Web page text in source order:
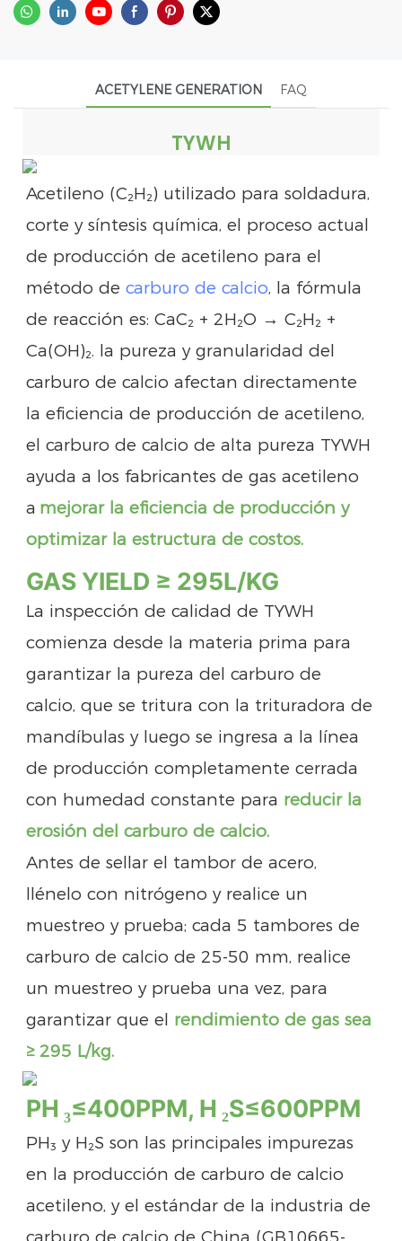
ACETYLENE GENERATION FAQ
TYWH
Acetileno (C₂H₂) utilizado para soldadura,
corte y síntesis química, el proceso actual
de producción de acetileno para el
método decarburo de calcio, la fórmula
de reacción es: CaC₂ + 2H₂O → C₂H₂ +
Ca(OH)₂. la pureza y granularidad del
carburo de calcio afectan directamente
la eficiencia de producción de acetileno,
el carburo de calcio de alta pureza TYWH
ayuda a los fabricantes de gas acetileno
a mejorar la eficiencia de producción y
optimizar la estructura de costos.
GAS YIELD ≥ 295L/KG
La inspección de calidad de TYWH
comienza desde la materia prima para
garantizar la pureza del carburo de
calcio, que se tritura con la trituradora de
mandíbulas y luego se ingresa a la línea
de producción completamente cerrada
con humedad constante para reducir la
erosión del carburo de calcio.
Antes de sellar el tambor de acero,
llénelo con nitrógeno y realice un
muestreo y prueba; cada 5 tambores de
carburo de calcio de 25-50 mm, realice
un muestreo y prueba una vez, para
garantizar que el rendimiento de gas sea
≥ 295 L/kg.
PH ₃≤400PPM, H ₂S≤600PPM
PH₃ y H₂S son las principales impurezas
en la producción de carburo de calcio
acetileno, y el estándar de la industria de